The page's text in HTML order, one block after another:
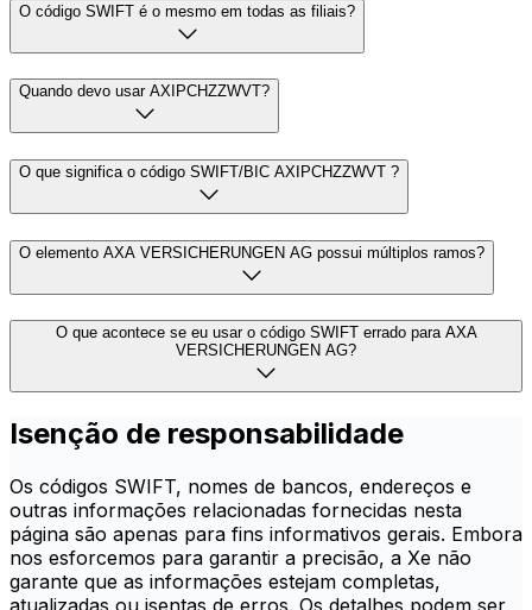
O código SWIFT é o mesmo em todas as filiais?
Quando devo usar AXIPCHZZWVT?
O que significa o código SWIFT/BIC AXIPCHZZWVT ?
O elemento AXA VERSICHERUNGEN AG possui múltiplos ramos?
O que acontece se eu usar o código SWIFT errado para AXA
VERSICHERUNGEN AG?
Isenção de responsabilidade
Os códigos SWIFT, nomes de bancos, endereços e
outras informações relacionadas fornecidas nesta
página são apenas para fins informativos gerais. Embora
nos esforcemos para garantir a precisão, a Xe não
garante que as informações estejam completas,